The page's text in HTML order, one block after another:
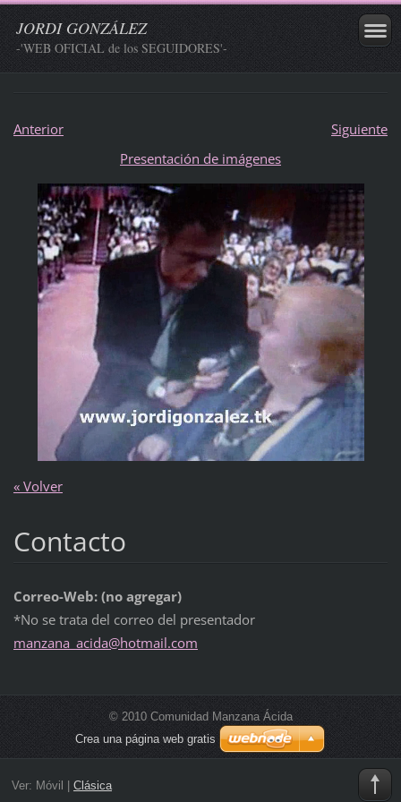
JORDI GONZÁLEZ
-'WEB OFICIAL de los SEGUIDORES'-
Anterior
Siguiente
Presentación de imágenes
« Volver
Contacto
Correo-Web: (no agregar)
*No se trata del correo del presentador
manzana_ acida@hotmail.com
© 2010 Comunidad Manzana Ácida
Crea una página web gratis
Ver: Móvil Clásica